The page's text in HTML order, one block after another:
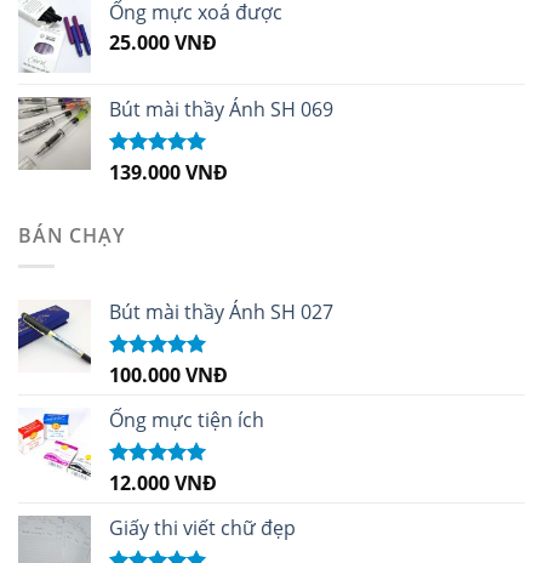
sao
Ống mực xoá được
25.000VNĐ
Bút mài thầy Ánh SH 069
Được xếp
139.000VNĐ
BÁN CHẠY
Bút mài thầy Ánh SH 027
Được xếp
sao
100.000VNĐ
Ống mực tiện ích
Được xếp
sao
12.000VNĐ
Giấy thi viết chữ đẹp